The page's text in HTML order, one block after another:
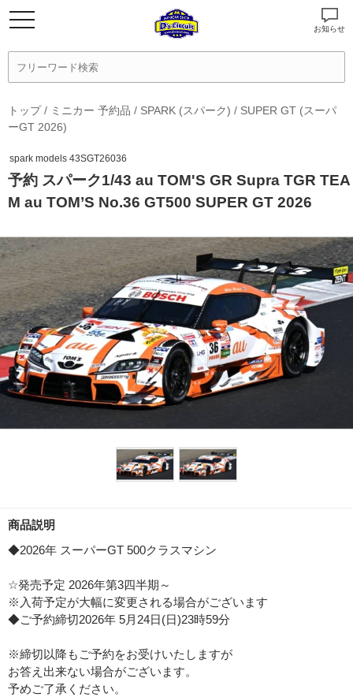
お知らせ
トップ/ ミニカー 予約品 / SPARK (スパーク) / SUPER GT (スーパ
ーGT 2026)
spark models 43SGT26036
予約 スパーク1/43 au TOM'S GR Supra TGR TEA
M au TOM’S No.36 GT500 SUPER GT 2026
商品説明
◆2026年 スーパーGT 500クラスマシン
☆発売予定 2026年第3四半期～
※入荷予定が大幅に変更される場合がございます
◆ご予約締切2026年 5月24日(日)23時59分
※締切以降もご予約をお受けいたしますが
お答え出来ない場合がございます。
予めご了承ください。